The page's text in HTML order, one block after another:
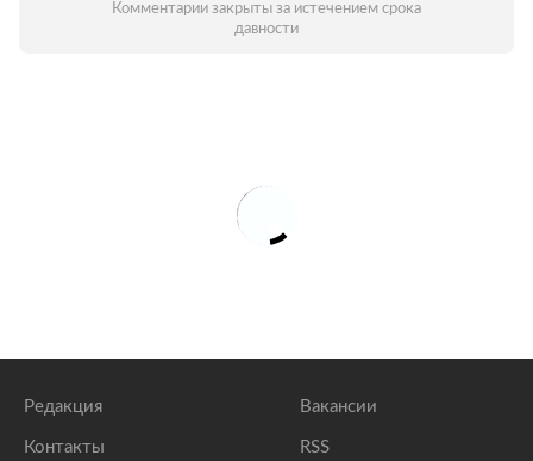
Комментарии закрыты за истечением срока
давности
Редакция
Контакты
Вакансии
RSS